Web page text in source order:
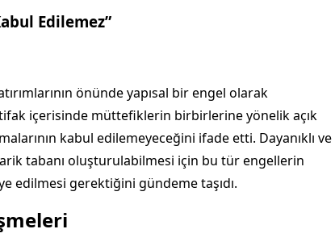
Edilemez”
önünde yapısal bir engel olarak
içerisinde müttefiklerin birbirlerine yönelik açık
kabul edilemeyeceğini ifade etti. Dayanıklı ve
tabanı oluşturulabilmesi için bu tür engellerin
edilmesi gerektiğini gündeme taşıdı.